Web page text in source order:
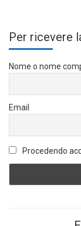
Per ricevere
Nome o nome
Email
Procedendo